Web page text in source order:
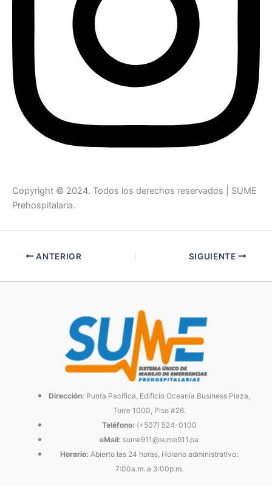
Copyright © 2024. Todos los derechos reservados | SUME
Prehospitalaria.
ANTERIOR SIGUIENTE
Dirección: Punta Pacífica, Edificio Oceanía Business Plaza,
Torre 1000, Piso #26.
Teléfono: (+507) 524-0100
eMail: sume911@sume911.pa
Horario: Abierto las 24 horas, Horario administrativo:
7:00a.m. a 3:00p.m.